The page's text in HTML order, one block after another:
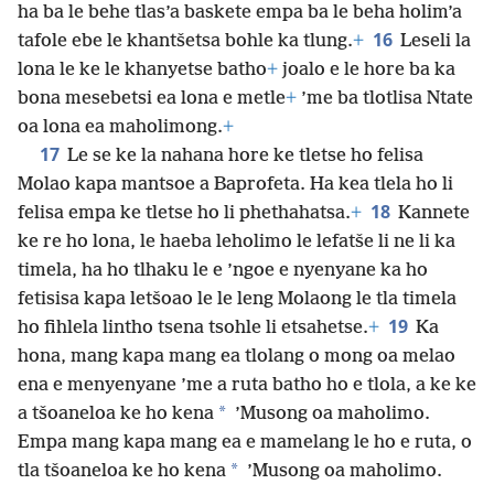
ha ba le behe tlas’a baskete empa ba le beha holim’a
tafole ebe le khantšetsa bohle ka tlung.+ 16 Leseli la
lona le ke le khanyetse batho+ joalo e le hore ba ka
bona mesebetsi ea lona e metle+ ’me ba tlotlisa Ntate
oa lona ea maholimong.+
17 Le se ke la nahana hore ke tletse ho felisa
Molao kapa mantsoe a Baprofeta. Ha kea tlela ho li
felisa empa ke tletse ho li phethahatsa.+ 18 Kannete
ke re ho lona, le haeba leholimo le lefatše li ne li ka
timela, ha ho tlhaku le e ’ngoe e nyenyane ka ho
fetisisa kapa letšoao le le leng Molaong le tla timela
ho fihlela lintho tsena tsohle li etsahetse.+ 19 Ka
hona, mang kapa mang ea tlolang o mong oa melao
ena e menyenyane ’me a ruta batho ho e tlola, a ke ke
a tšoaneloa ke ho kena * ’Musong oa maholimo.
Empa mang kapa mang ea e mamelang le ho e ruta, o
tla tšoaneloa ke ho kena * ’Musong oa maholimo.